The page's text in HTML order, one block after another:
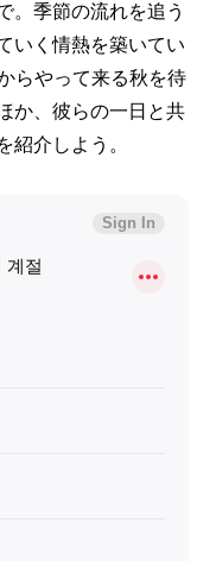
。季節の流れを追う
いく情熱を築いてい
らやって来る秋を待
か、彼らの一日と共
紹介しよう。